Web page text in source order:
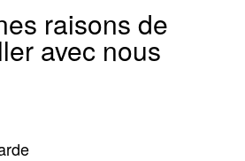
raisons de
avec nous